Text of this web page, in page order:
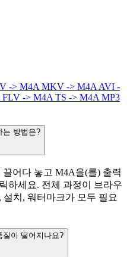
-> M4A MKV -> M4A AVI -
FLV -> M4A TS -> M4A MP3
는 방법은?
어다 놓고 M4A을(를) 출력
하세요. 전체 과정이 브라우
치, 워터마크가 모두 필요
질이 떨어지나요?